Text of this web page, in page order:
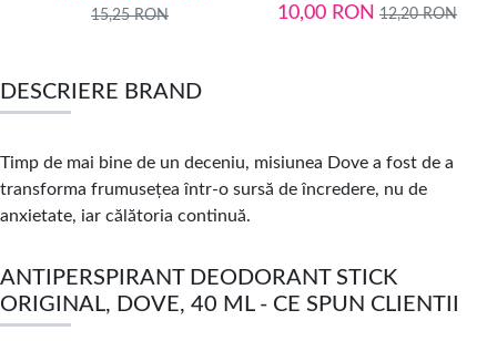
15,25RON 10,00 RON 12,20RON
DESCRIERE BRAND
Timp de mai bine de un deceniu, misiunea Dove a fost de a
transforma frumusețea într-o sursă de încredere, nu de
anxietate, iar călătoria continuă.
ANTIPERSPIRANT DEODORANT STICK
ORIGINAL, DOVE, 40 ML - CE SPUN CLIENTII